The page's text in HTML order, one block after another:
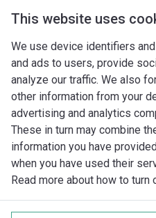
This website uses
We use device identifiers
and ads to users, provide
analyze our traffic. We also
other information from your
advertising and analytics
These in turn may combine
information you have
when you have used their
Read more about how to
Imprint
Behandling av